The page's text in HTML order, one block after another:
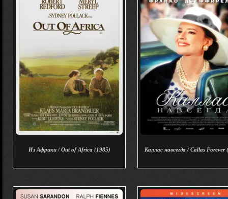
Из Африки / Out of Africa (1985) Каллас навсегда / Callas Forever